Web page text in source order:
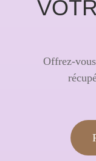
Offrez-